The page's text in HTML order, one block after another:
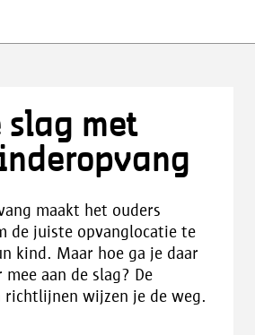
slag met
maakt het ouders
de juiste opvanglocatie te
kind. Maar hoe ga je daar
aan de slag? De
richtlijnen wijzen je de weg.